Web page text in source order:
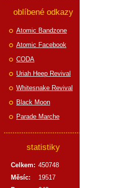
oblíbené odkazy
Atomic Bandzone
Atomic Facebook
CODA
Uriah Heep Revival
Whitesnake Revival
Black Moon
Parade Marche
statistiky
Celkem: 450748
Měsíc:
19517